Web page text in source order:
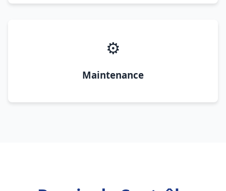
⚙️
Maintenance